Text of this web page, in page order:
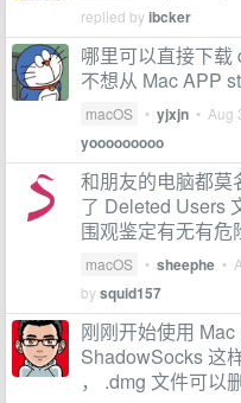
replied byibcker
哪里可以直接下载
不想从 Mac APP
macOS • yjxjn • Aug
yooooooooo
和朋友的电脑都莫
了 Deleted Users
围观鉴定有无有危
macOS • sheephe •
bysquid157
刚刚开始使用 Mac
ShadowSocks 这
， .dmg 文件可以